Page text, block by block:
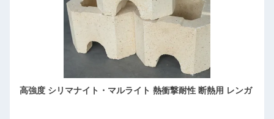
高強度 シリマナイト・マルライト 熱衝撃耐性 断熱用 レンガ